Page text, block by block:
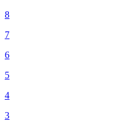
8
7
6
5
4
3